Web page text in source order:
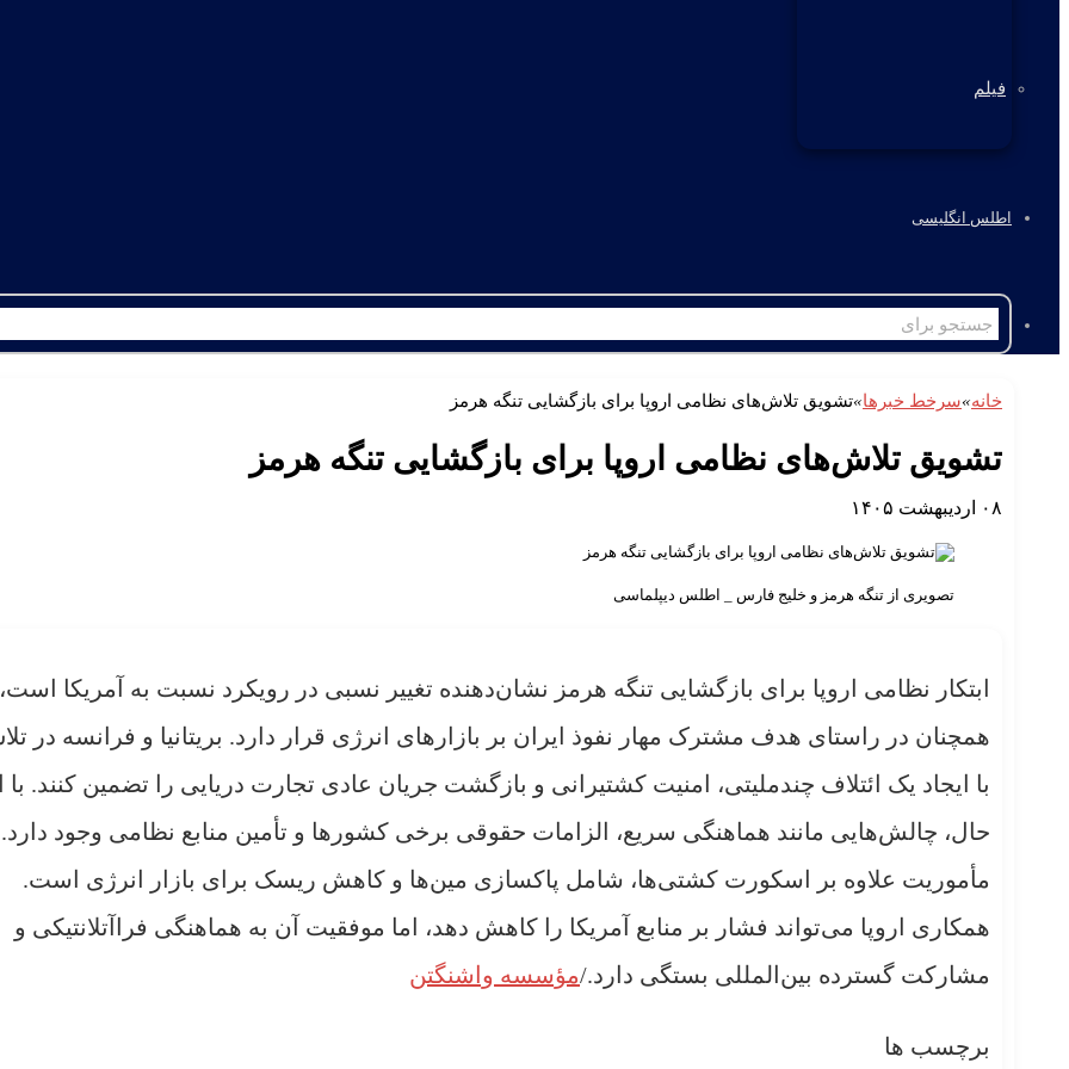
فیلم
اطلس انگلیسی
خانه»سرخط خبرها»تشویق تلاش‌های نظامی اروپا برای بازگشایی تنگه هرمز
تشویق تلاش‌های نظامی اروپا برای بازگشایی تنگه هرمز
۰۸ اردیبهشت ۱۴۰۵
تصویری از تنگه هرمز و خلیج فارس _ اطلس دیپلماسی
ابتکار نظامی اروپا برای بازگشایی تنگه هرمز نشان‌دهنده تغییر نسبی در رویکرد نسبت به آمریکا است،
همچنان در راستای هدف مشترک مهار نفوذ ایران بر بازارهای انرژی قرار دارد. بریتانیا و فرانسه در
با ایجاد یک ائتلاف چندملیتی، امنیت کشتیرانی و بازگشت جریان عادی تجارت دریایی را تضمین کنند. با
حال، چالش‌هایی مانند هماهنگی سریع، الزامات حقوقی برخی کشورها و تأمین منابع نظامی وجود دارد.
مأموریت علاوه بر اسکورت کشتی‌ها، شامل پاکسازی مین‌ها و کاهش ریسک برای بازار انرژی است.
همکاری اروپا می‌تواند فشار بر منابع آمریکا را کاهش دهد، اما موفقیت آن به هماهنگی فراآتلانتیکی و
مشارکت گسترده بین‌المللی بستگی دارد./مؤسسه واشنگتن
برچسب ها